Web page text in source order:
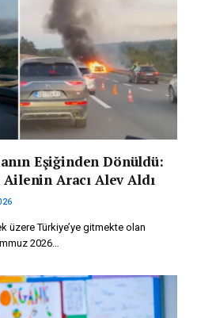
Eşiğinden Dönüldü:
Ailenin Aracı Alev Aldı
üzere Türkiye’ye gitmekte olan
2026…